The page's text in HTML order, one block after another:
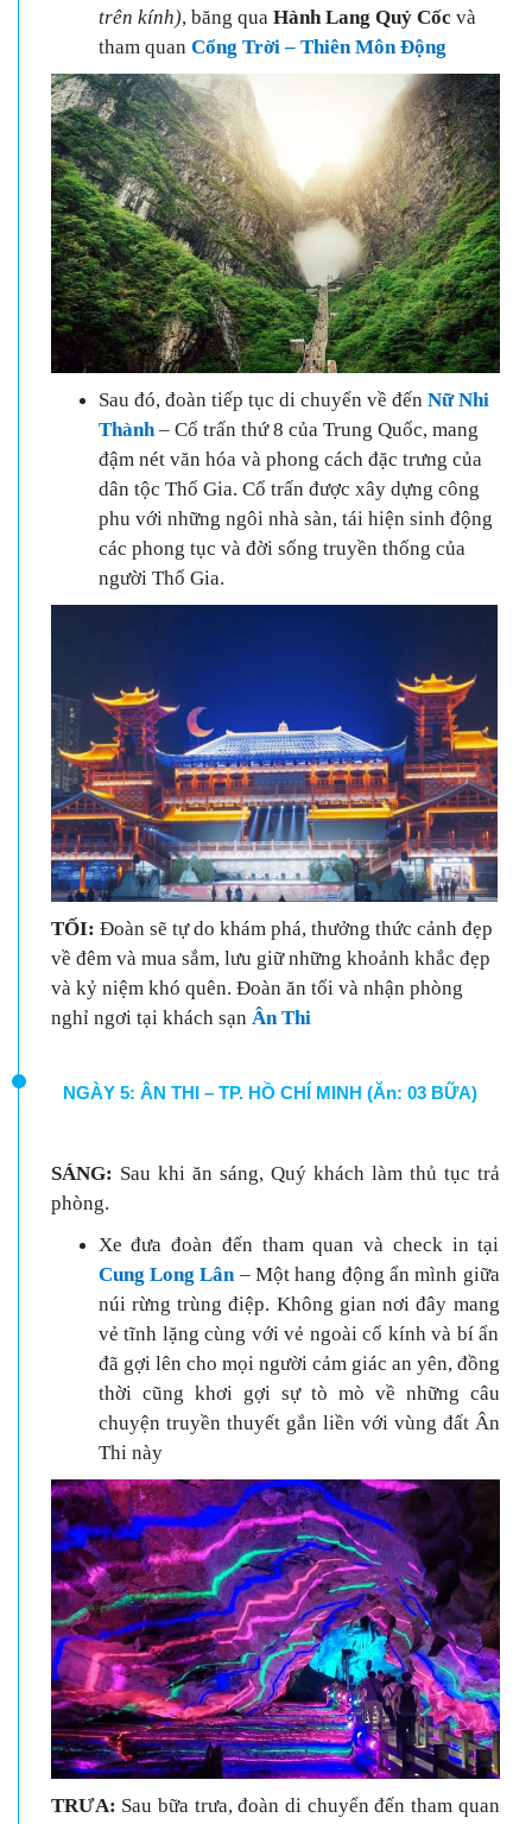
trên kính), băng qua Hành Lang Quỷ Cốc và
tham quan Cổng Trời – Thiên Môn Động
Sau đó, đoàn tiếp tục di chuyển về đến Nữ Nhi
Thành– Cổ trấn thứ 8 của Trung Quốc, mang
đậm nét văn hóa và phong cách đặc trưng của
dân tộc Thổ Gia. Cổ trấn được xây dựng công
phu với những ngôi nhà sàn, tái hiện sinh động
các phong tục và đời sống truyền thống của
người Thổ Gia.
TỐI: Đoàn sẽ tự do khám phá, thưởng thức cảnh đẹp
về đêm và mua sắm, lưu giữ những khoảnh khắc đẹp
và kỷ niệm khó quên. Đoàn ăn tối và nhận phòng
nghỉ ngơi tại khách sạn Ân Thi
NGÀY 5: ÂN THI – TP. HỒ CHÍ MINH (Ăn: 03 BỮA)
SÁNG: Sau khi ăn sáng, Quý khách làm thủ tục trả
phòng.
Xe đưa đoàn đến tham quan và check in tại
Cung Long Lân– Một hang động ẩn mình giữa
núi rừng trùng điệp. Không gian nơi đây mang
vẻ tĩnh lặng cùng với vẻ ngoài cổ kính và bí ẩn
đã gợi lên cho mọi người cảm giác an yên, đồng
thời cũng khơi gợi sự tò mò về những câu
chuyện truyền thuyết gắn liền với vùng đất Ân
Thi này
TRƯA: Sau bữa trưa, đoàn di chuyển đến tham quan